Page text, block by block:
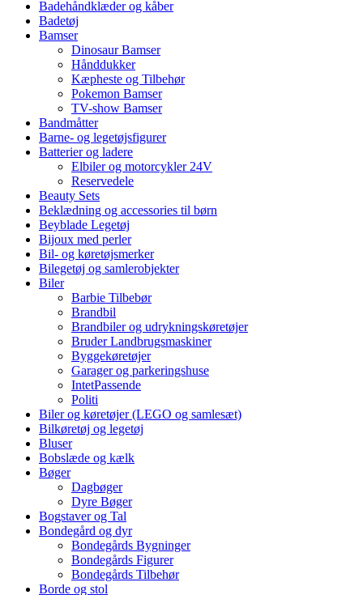
Badehåndklæder og kåber
Badetøj
Bamser
Dinosaur Bamser
Hånddukker
Kæpheste og Tilbehør
Pokemon Bamser
TV-show Bamser
Bandmåtter
Barne- og legetøjsfigurer
Batterier og ladere
Elbiler og motorcykler 24V
Reservedele
Beauty Sets
Beklædning og accessories til børn
Beyblade Legetøj
Bijoux med perler
Bil- og køretøjsmerker
Bilegetøj og samlerobjekter
Biler
Barbie Tilbebør
Brandbil
Brandbiler og udrykningskøretøjer
Bruder Landbrugsmaskiner
Byggekøretøjer
Garager og parkeringshuse
IntetPassende
Politi
Biler og køretøjer (LEGO og samlesæt)
Bilkøretøj og legetøj
Bluser
Bobslæde og kælk
Bøger
Dagbøger
Dyre Bøger
Bogstaver og Tal
Bondegård og dyr
Bondegårds Bygninger
Bondegårds Figurer
Bondegårds Tilbehør
Borde og stol